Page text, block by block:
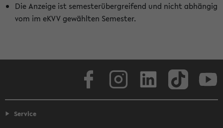
Die Anzeige ist semesterübergreifend und nicht abhängig
vom im eKVV gewählten Semester.
Service